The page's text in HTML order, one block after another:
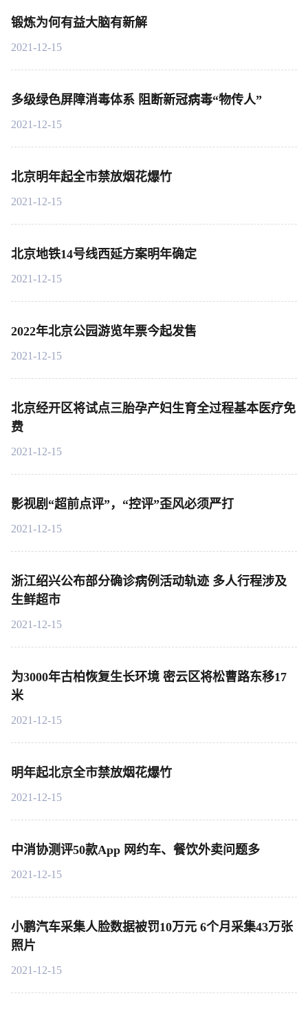
锻炼为何有益大脑有新解
2021-12-15
多级绿色屏障消毒体系 阻断新冠病毒“物传人”
2021-12-15
北京明年起全市禁放烟花爆竹
2021-12-15
北京地铁14号线西延方案明年确定
2021-12-15
2022年北京公园游览年票今起发售
2021-12-15
北京经开区将试点三胎孕产妇生育全过程基本医疗免
费
2021-12-15
影视剧“超前点评”，“控评”歪风必须严打
2021-12-15
浙江绍兴公布部分确诊病例活动轨迹 多人行程涉及
生鲜超市
2021-12-15
为3000年古柏恢复生长环境 密云区将松曹路东移17
米
2021-12-15
明年起北京全市禁放烟花爆竹
2021-12-15
中消协测评50款App 网约车、餐饮外卖问题多
2021-12-15
小鹏汽车采集人脸数据被罚10万元 6个月采集43万张
照片
2021-12-15